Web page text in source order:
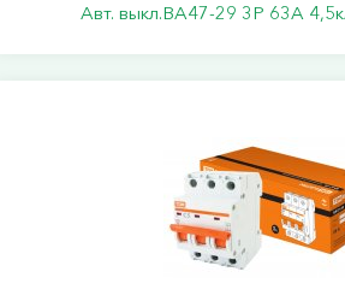
Авт. выкл.ВА47-29 3Р 63А